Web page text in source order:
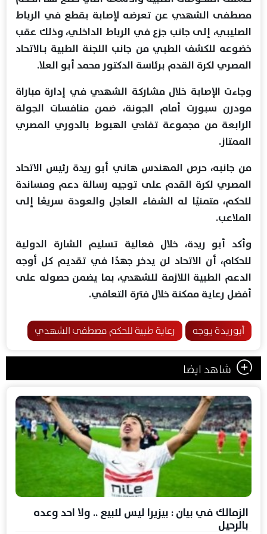
مصطفى الشهدي عن تعرضه لإصابة بقطع في الرباط
الصليبي، إلى جانب جزع في الرباط الداخلي، وذلك عقب
خضوعه للكشف الطبي من جانب اللجنة الطبية بـالاتحاد
المصري لكرة القدم برئاسة الدكتور محمد أبو العلا.
وجاءت الإصابة خلال مشاركة الشهدي في إدارة مباراة
مودرن سبورت أمام الجونة، ضمن منافسات الجولة
الرابعة من مجموعة تفادي الهبوط بالدوري المصري
الممتاز.
من جانبه، حرص المهندس هاني أبو ريدة رئيس الاتحاد
المصري لكرة القدم على توجيه رسالة دعم ومساندة
للحكم، متمنيًا له الشفاء العاجل والعودة سريعًا إلى
الملاعب.
وأكد أبو ريدة، خلال فعالية تسليم الشارة الدولية
للحكام، أن الاتحاد لن يدخر جهدًا في تقديم كل أوجه
الدعم الطبية اللازمة للشهدي، بما يضمن حصوله على
أفضل رعاية ممكنة خلال فترة التعافي.
أبوريدة يوجه رعاية طبية للحكم مصطفى الشهدي
شاهد ايضا
الزمالك في بيان : بيزيرا ليس للبيع .. ولا احد وعده
بالرحيل